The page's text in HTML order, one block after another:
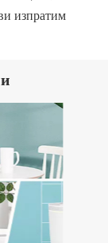
изпратим